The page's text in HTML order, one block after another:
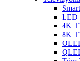
LED
4K
8K